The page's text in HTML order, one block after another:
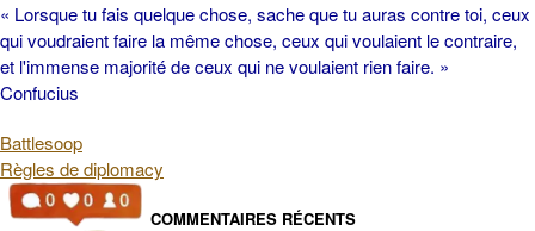
« Lorsque tu fais quelque chose, sache que tu auras contre toi, ceux
qui voudraient faire la même chose, ceux qui voulaient le contraire,
et l'immense majorité de ceux qui ne voulaient rien faire. »
Confucius
Battlesoop
Règles de diplomacy
COMMENTAIRES RÉCENTS